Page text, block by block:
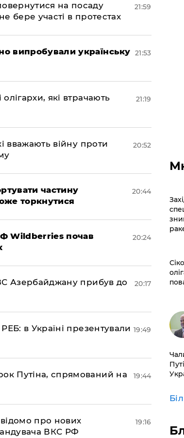
на посаду
бере участі в протестах
21:59
випробували українську 21:53
які втрачають
21:19
вважають війну проти
20:52
частину
торкнутися
20:44
Wildberries почав
20:24
Азербайджану прибув до
20:17
в Україні презентували 19:49
Путіна, спрямований на
19:44
про нових
ВКС РФ
19:16